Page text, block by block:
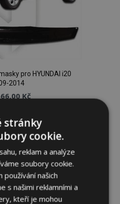
pro HYUNDAI i20
2014
Kč
Košíku
Přidat
k
oblíbeným
stránky
cookie.
reklam a analýze
soubory cookie.
používání našich
s našimi reklamními a
kteří je mohou